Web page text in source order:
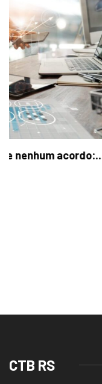
Metalúrgicos de
24/07/2026
CTB RS